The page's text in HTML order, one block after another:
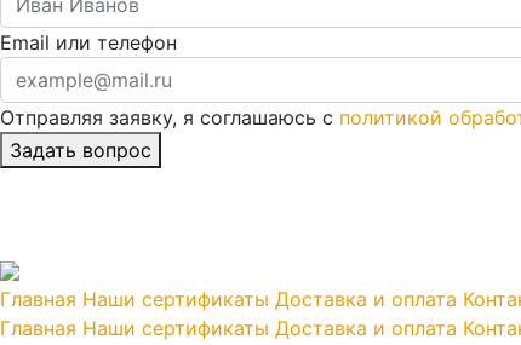
Email или телефон
Отправляя заявку, я соглашаюсь с политикой
Главная Наши сертификаты Доставка и оплата
Главная Наши сертификаты Доставка и оплата